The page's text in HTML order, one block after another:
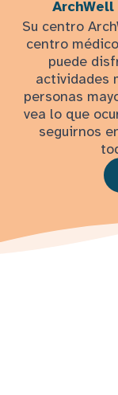
Su centro
centro
puede
actividades
personas
vea lo que
seguirnos